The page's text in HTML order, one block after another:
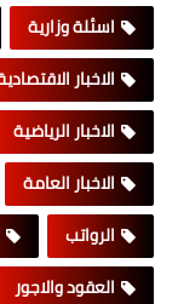
اسئلة وزارية
الاخبار
الاخبار الرياضية
الاخبار العامة
الرواتب
العقود والاجور